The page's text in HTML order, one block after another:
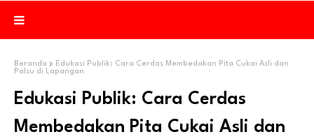
Beranda
Edukasi Publik: Cara Cerdas Membedakan Pita Cukai Asli dan
Palsu di Lapangan
Edukasi Publik: Cara Cerdas
Membedakan Pita Cukai Asli dan